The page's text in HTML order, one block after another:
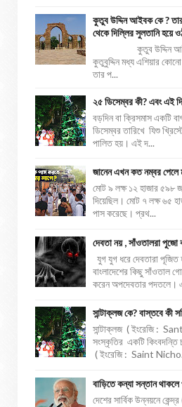
কুতুব উদ্দিন আইবক কে ?
থেকে দিল্লির সুলতানি হয়ে
কুতুব উদ্দিন
কুতুবুদ্দিন মধ্য এশিয়ার
তার প...
২৫ ডিসেম্বর কী? এবং এই
বড়দিন বা ক্রিসমাস একটি
ডিসেম্বর তারিখে যিশু
পালিত হয়। এই দ...
জানেন এখন কত নম্বর পেলে
মোট ৯ লক্ষ ১২ হাজার ৫৯৮ জন
দিয়েছিল। মোট ৭ লক্ষ ৬৫
পাস করেছে। প্রথ...
দেবতা নয় , সাঁওতালরা পুজো
যুগ যুগ ধরে দেবতারা
বাংলাদেশের কিছু সাঁওতাল
করেন অপদেবতার পদতলে।
সান্টাক্লজ কে? বাস্তবে কী
সান্টাক্লজ ( ইংরেজি :
সংস্কৃতির একটি কিংবদন্তি
( ইংরেজি : Saint
বাড়িতে কন্যা সন্তান থাকলে
দেশের সার্বিক উন্নয়নে